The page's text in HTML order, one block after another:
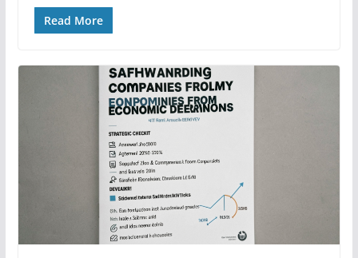
Read More